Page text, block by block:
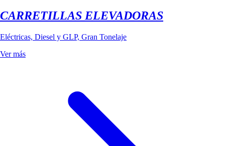
CARRETILLAS ELEVADORAS
Eléctricas, Diesel y GLP, Gran Tonelaje
Ver más